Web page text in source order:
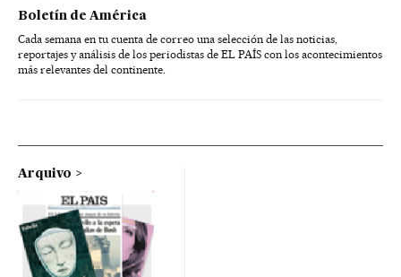
Boletín de América
Cada semana en tu cuenta de correo una selección de las noticias,
reportajes y análisis de los periodistas de EL PAÍS con los acontecimientos
más relevantes del continente.
Arquivo